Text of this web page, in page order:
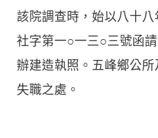
該院調查時，始以八十
社字第一○一三○三號函
辦建造執照。五峰鄉公
失職之處。